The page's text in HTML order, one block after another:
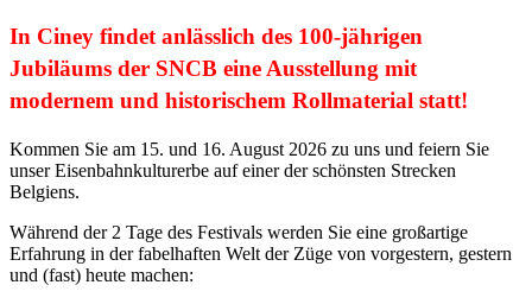
In Ciney findet anlässlich des 100-jährigen
Jubiläums der SNCB eine Ausstellung mit
modernem und historischem Rollmaterial statt!
Kommen Sie am 15. und 16. August 2026 zu uns und feiern Sie
unser Eisenbahnkulturerbe auf einer der schönsten Strecken
Belgiens.
Während der 2 Tage des Festivals werden Sie eine großartige
Erfahrung in der fabelhaften Welt der Züge von vorgestern, gestern
und (fast) heute machen: